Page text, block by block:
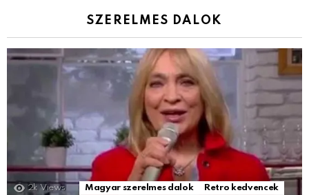
SZERELMES DALOK
2k Views Magyar szerelmes dalok Retro kedvencek